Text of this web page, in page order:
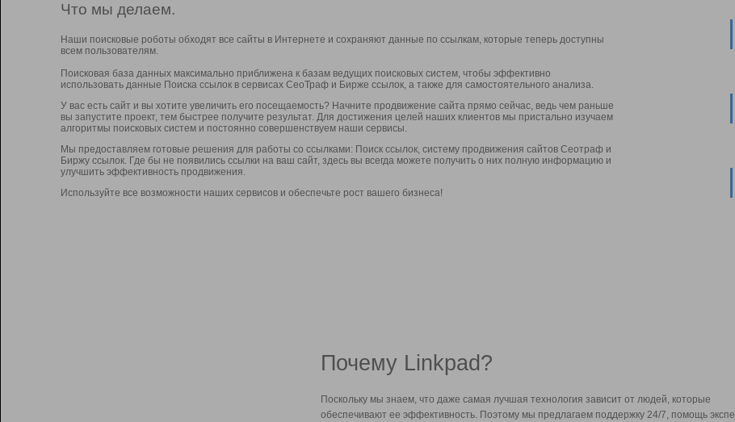
Что мы делаем.
Наши поисковые роботы обходят все сайты в Интернете и сохраняют данные по ссылкам, которые теперь доступны
всем пользователям.
Поисковая база данных максимально приближена к базам ведущих поисковых систем, чтобы эффективно
использовать данные Поиска ссылок в сервисах СеоТраф и Бирже ссылок, а также для самостоятельного анализа.
У вас есть сайт и вы хотите увеличить его посещаемость? Начните продвижение сайта прямо сейчас, ведь чем раньше
вы запустите проект, тем быстрее получите результат. Для достижения целей наших клиентов мы пристально изучаем
алгоритмы поисковых систем и постоянно совершенствуем наши сервисы.
Мы предоставляем готовые решения для работы со ссылками: Поиск ссылок, систему продвижения сайтов Сеотраф и
Биржу ссылок. Где бы не появились ссылки на ваш сайт, здесь вы всегда можете получить о них полную информацию и
улучшить эффективность продвижения.
Используйте все возможности наших сервисов и обеспечьте рост вашего бизнеса!
Почему Linkpad?
Поскольку мы знаем, что даже самая лучшая технология зависит от людей, которые
обеспечивают ее эффективность. Поэтому мы предлагаем поддержку 24/7, помощь